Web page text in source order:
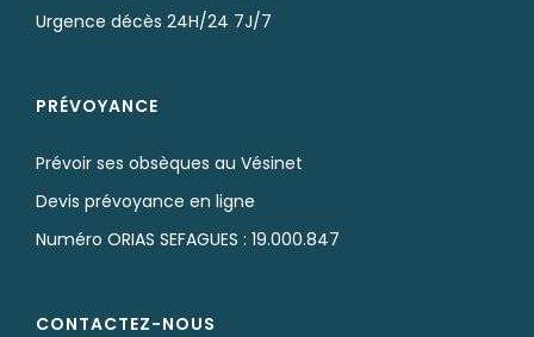
Urgence décès 24H/24 7J/7
PRÉVOYANCE
Prévoir ses obsèques au Vésinet
Devis prévoyance en ligne
Numéro ORIAS SEFAGUES : 19.000.847
CONTACTEZ-NOUS